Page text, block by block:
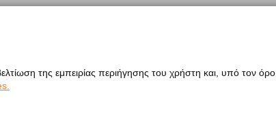
της εμπειρίας περιήγησης του χρήστη και, υπό τον όρο